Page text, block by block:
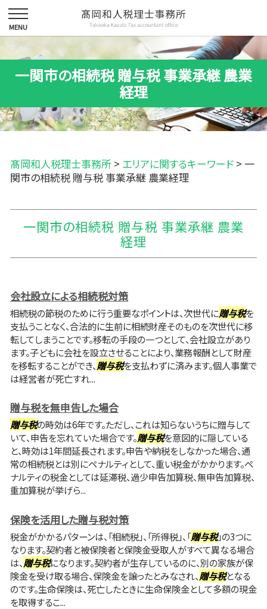
一関市の相続税 贈与税 事業承継 農業
経理
髙岡和人税理士事務所 > エリアに関するキーワード > 一
関市の相続税 贈与税 事業承継 農業経理
一関市の相続税 贈与税 事業承継 農業
経理
会社設立による相続税対策
相続税の節税のために行う重要なポイントは、次世代に贈与税を
支払うことなく、合法的に生前に相続財産そのものを次世代に移
転してしまうことです。移転の手段の一つとして、会社設立があり
ます。子どもに会社を設立させることにより、業務報酬として財産
を移転することができ、贈与税を支払わずに済みます。個人事業で
は経営者が死亡すれ...
贈与税を無申告した場合
贈与税の時効は6年です。ただし、これは知らないうちに贈与して
いて、申告を忘れていた場合です。贈与税を意図的に隠している
と、時効は1年間延長されます。申告や納税をしなかった場合、通
常の相続税とは別にペナルティとして、重い税金がかかります。ペ
ナルティの税金としては延滞税、過少申告加算税、無申告加算税、
重加算税が挙げら...
保険を活用した贈与税対策
税金がかかるパターンは、「相続税」、「所得税」、「贈与税」の3つに
なります。契約者と被保険者と保険金受取人がすべて異なる場合
は、贈与税になります。契約者が生存しているのに、別の家族が保
険金を受け取る場合、保険金を譲ったとみなされ、贈与税となる
のです。生命保険は、死亡したときに生命保険金として多額の現金
を取得するこ...